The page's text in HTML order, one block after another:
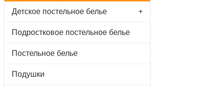
Детское постельное белье +
Подростковое постельное белье
Постельное белье
Подушки